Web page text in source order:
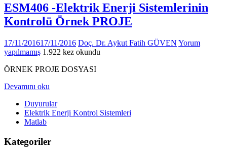
ESM406 -Elektrik Enerji Sistemlerinin
Kontrolü Örnek PROJE
17/11/201617/11/2016 Doç. Dr. Aykut Fatih GÜVEN Yorum
yapılmamış 1.922 kez okundu
ÖRNEK PROJE DOSYASI
Devamını oku
Duyurular
Elektrik Enerji Kontrol Sistemleri
Matlab
Kategoriler